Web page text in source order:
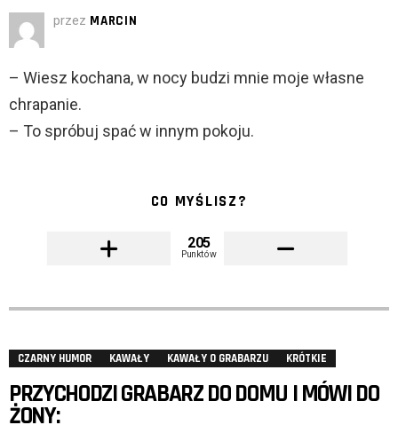
przez MARCIN
– Wiesz kochana, w nocy budzi mnie moje własne
chrapanie.
– To spróbuj spać w innym pokoju.
CO MYŚLISZ?
205
Punktów
CZARNY HUMOR KAWAŁY KAWAŁY O GRABARZU KRÓTKIE
PRZYCHODZI GRABARZ DO DOMU I MÓWI DO
ŻONY: